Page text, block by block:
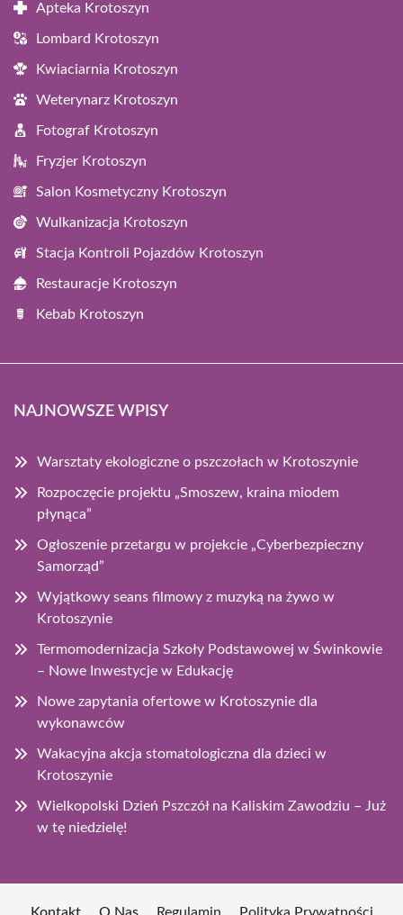
Apteka Krotoszyn
Lombard Krotoszyn
Kwiaciarnia Krotoszyn
Weterynarz Krotoszyn
Fotograf Krotoszyn
Fryzjer Krotoszyn
Salon Kosmetyczny Krotoszyn
Wulkanizacja Krotoszyn
Stacja Kontroli Pojazdów Krotoszyn
Restauracje Krotoszyn
Kebab Krotoszyn
NAJNOWSZE WPISY
Warsztaty ekologiczne o pszczołach w Krotoszynie
Rozpoczęcie projektu „Smoszew, kraina miodem
płynąca”
Ogłoszenie przetargu w projekcie „Cyberbezpieczny
Samorząd”
Wyjątkowy seans filmowy z muzyką na żywo w
Krotoszynie
Termomodernizacja Szkoły Podstawowej w Świnkowie
– Nowe Inwestycje w Edukację
Nowe zapytania ofertowe w Krotoszynie dla
wykonawców
Wakacyjna akcja stomatologiczna dla dzieci w
Krotoszynie
Wielkopolski Dzień Pszczół na Kaliskim Zawodziu – Już
w tę niedzielę!